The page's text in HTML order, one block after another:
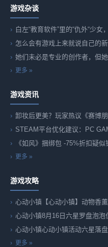
游戏杂谈
白左“教育软件”里的“仇外“少女
怎么会有游戏上来就说自己的
她们未必是专业的创作者，但
更多 »
游戏资讯
卸妆后更美？玩家热议《赛博
STEAM平台优化建议：PC
《如风》捆绑包 -75%折扣疑似
更多 »
游戏攻略
心动小镇【心动小镇】动物香
心动小镇8月16日六星罗盘泡泡
心动小镇心动小镇活动六星落
更多 »